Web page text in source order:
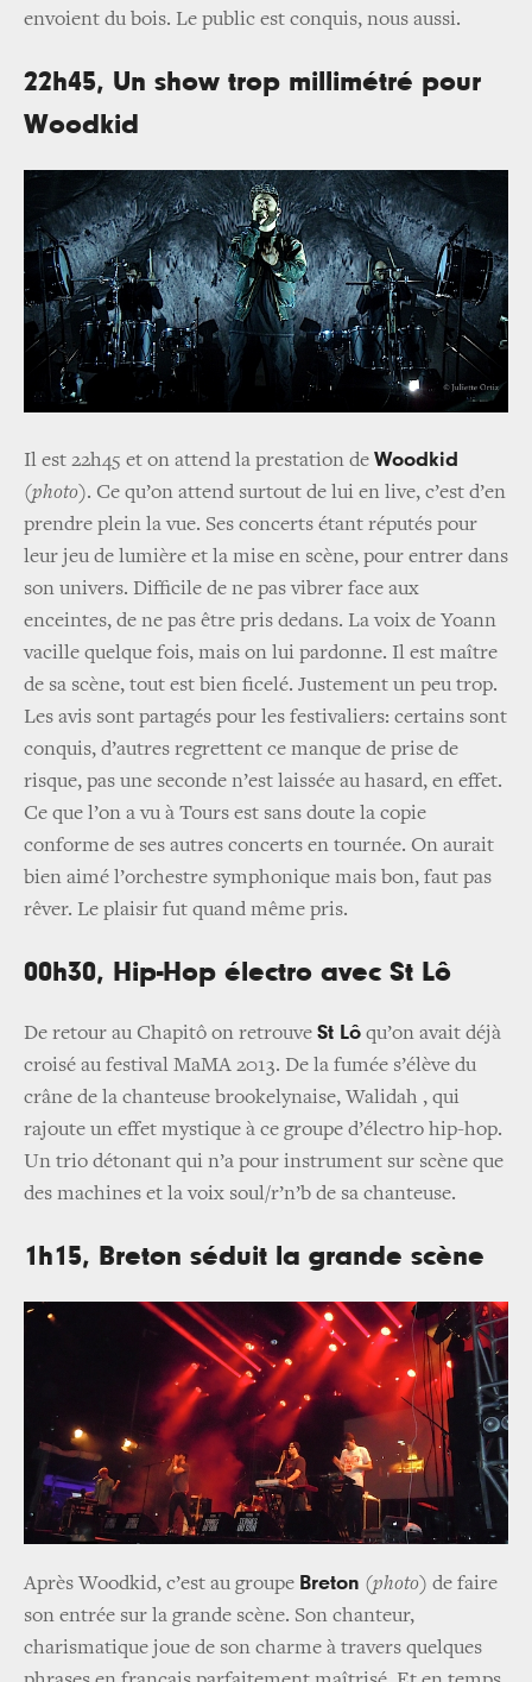
envoient du bois. Le public est conquis, nous aussi.
22h45, Un show trop millimétré pour
Woodkid
Il est 22h45 et on attend la prestation de Woodkid
(photo). Ce qu’on attend surtout de lui en live, c’est d’en
prendre plein la vue. Ses concerts étant réputés pour
leur jeu de lumière et la mise en scène, pour entrer dans
son univers. Difficile de ne pas vibrer face aux
enceintes, de ne pas être pris dedans. La voix de Yoann
vacille quelque fois, mais on lui pardonne. Il est maître
de sa scène, tout est bien ficelé. Justement un peu trop.
Les avis sont partagés pour les festivaliers: certains sont
conquis, d’autres regrettent ce manque de prise de
risque, pas une seconde n’est laissée au hasard, en effet.
Ce que l’on a vu à Tours est sans doute la copie
conforme de ses autres concerts en tournée. On aurait
bien aimé l’orchestre symphonique mais bon, faut pas
rêver. Le plaisir fut quand même pris.
00h30, Hip-Hop électro avec St Lô
De retour au Chapitô on retrouve St Lô qu’on avait déjà
croisé au festival MaMA 2013. De la fumée s’élève du
crâne de la chanteuse brookelynaise, Walidah , qui
rajoute un effet mystique à ce groupe d’électro hip-hop.
Un trio détonant qui n’a pour instrument sur scène que
des machines et la voix soul/r’n’b de sa chanteuse.
1h15, Breton séduit la grande scène
Après Woodkid, c’est au groupe Breton (photo) de faire
son entrée sur la grande scène. Son chanteur,
charismatique joue de son charme à travers quelques